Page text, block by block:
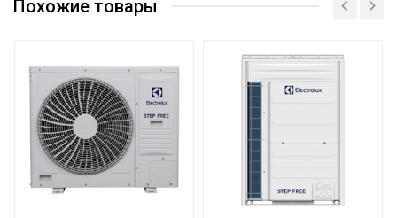
Вес товара с упаковкой (брутто)
17.3
Подсветка пульта
Да
Высота упаковки товара
29.2
Уровень звукового давления
30
Цвет декоративной панели
Гарантийный
Похожие товары